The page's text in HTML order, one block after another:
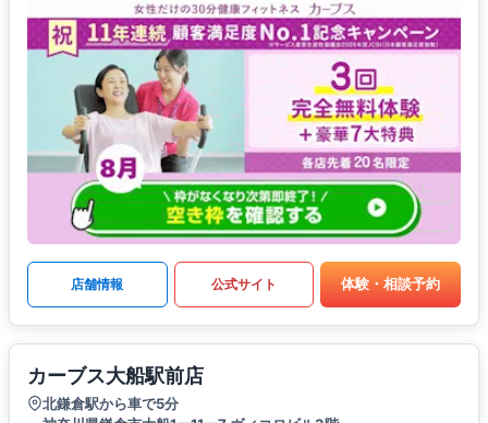
店舗情報 公式サイト 体験・相談予約
カーブス大船駅前店
北鎌倉駅から車で5分